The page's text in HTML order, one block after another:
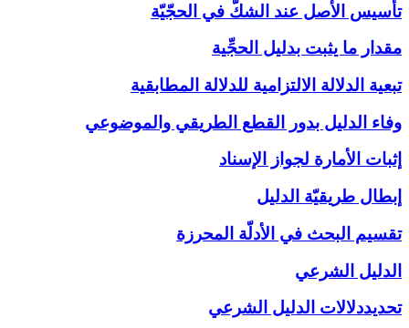
تأسيس الأصل عند الشكّ في الحجّيّة
مقدار ما يثبت بدليل الحجِّية
تبعية الدلالة الالتزامية للدلالة المطابقية
وفاء الدليل بدور القطع الطريقي والموضوعي
إثبات الأمارة لجواز الإسناد
إبطال طريقيّة الدليل
تقسيم البحث في الأدلّة المحرزة
الدليل الشرعي‏
تحديددلالات الدليل الشرعي‏